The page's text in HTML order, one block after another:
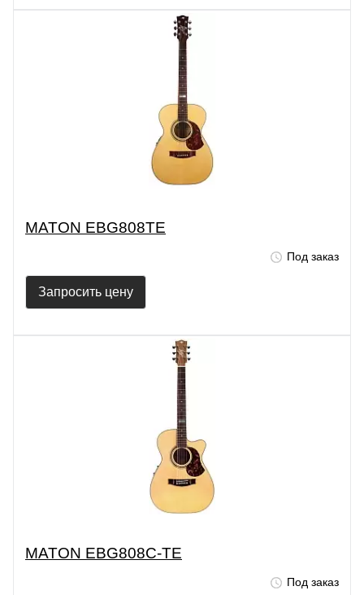
MATON EBG808TE
Под заказ
Запросить цену
MATON EBG808C-TE
Под заказ